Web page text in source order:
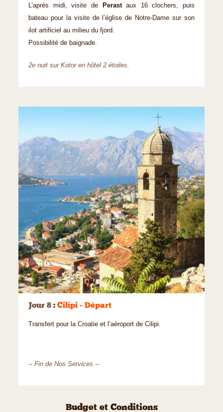
L’après midi, visite de Perastaux 16 clochers, puis
bateau pour la visite de l’église de Notre-Dame sur son
ilot artificiel au milieu du fjord.
Possibilité de baignade.
2e nuit sur Kotor en hôtel 2 étoiles.
©
Jour 8 : Cilipi - Départ
Transfert pour la Croatie et l’aéroport de Cilipi.
-- Fin de Nos Services --
Budget et Conditions